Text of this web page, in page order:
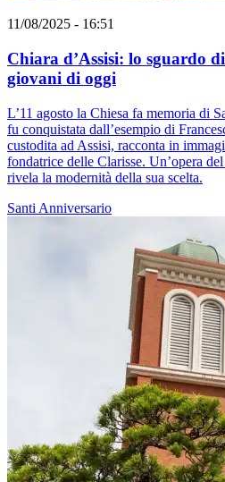
11/08/2025 - 16:51
Chiara d’Assisi: lo sguardo
giovani di oggi
L’11 agosto la Chiesa fa memoria di
fu conquistata dall’esempio di
custodita ad Assisi, racconta in
fondatrice delle Clarisse. Un’opera
rivela la modernità della sua scelta.
Santi Anniversario